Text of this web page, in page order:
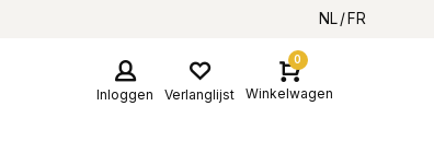
NL FR
Inloggen Verlanglijst
0
Winkelwagen